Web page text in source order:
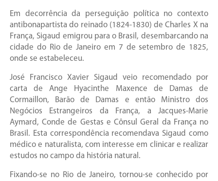
Em decorrência da perseguição política no contexto
antibonapartista do reinado (1824-1830) de Charles X na
França, Sigaud emigrou para o Brasil, desembarcando na
cidade do Rio de Janeiro em 7 de setembro de 1825,
onde se estabeleceu.
José Francisco Xavier Sigaud veio recomendado por
carta de Ange Hyacinthe Maxence de Damas de
Cormaillon, Barão de Damas e então Ministro dos
Negócios Estrangeiros da França, a Jacques-Marie
Aymard, Conde de Gestas e Cônsul Geral da França no
Brasil. Esta correspondência recomendava Sigaud como
médico e naturalista, com interesse em clinicar e realizar
estudos no campo da história natural.
Fixando-se no Rio de Janeiro, tornou-se conhecido por